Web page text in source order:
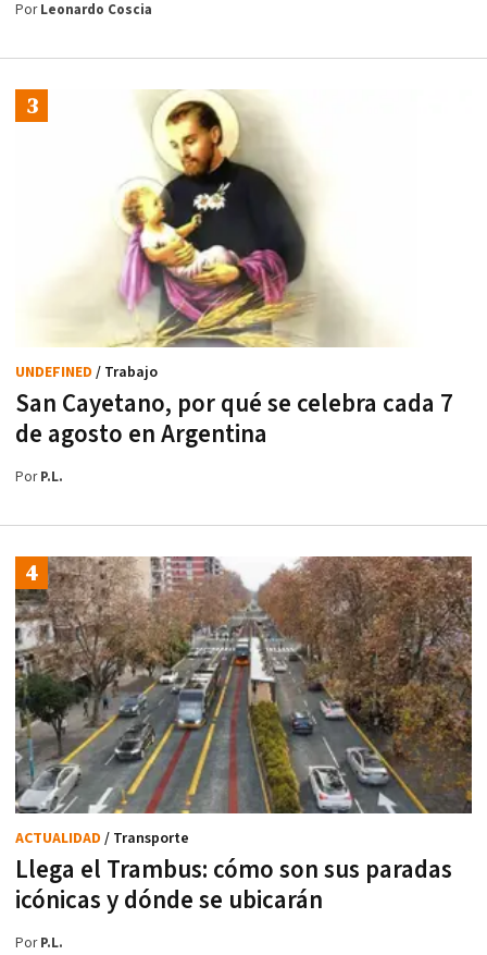
PorLeonardo Coscia
San Cayetano, por qué se celebra cada 7
de agosto en Argentina
UNDEFINED / Trabajo
PorP.L.
Llega el Trambus: cómo son sus paradas
icónicas y dónde se ubicarán
ACTUALIDAD / Transporte
PorP.L.